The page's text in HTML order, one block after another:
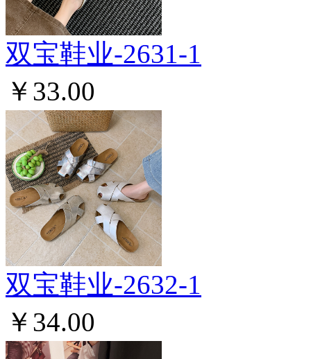
双宝鞋业-2631-1
￥33.00
双宝鞋业-2632-1
￥34.00